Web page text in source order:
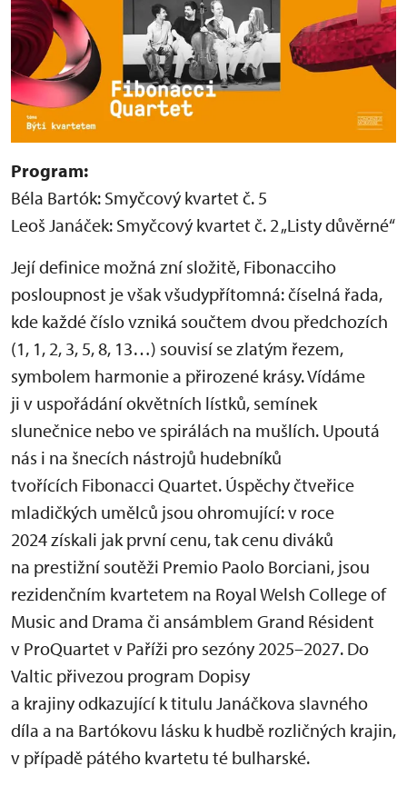
Program:
Béla Bartók: Smyčcový kvartet č. 5
Leoš Janáček: Smyčcový kvartet č. 2 „Listy důvěrné“
Její definice možná zní složitě, Fibonacciho
posloupnost je však všudypřítomná: číselná řada,
kde každé číslo vzniká součtem dvou předchozích
(1, 1, 2, 3, 5, 8, 13…) souvisí se zlatým řezem,
symbolem harmonie a přirozené krásy. Vídáme
ji v uspořádání okvětních lístků, semínek
slunečnice nebo ve spirálách na mušlích. Upoutá
nás i na šnecích nástrojů hudebníků
tvořících Fibonacci Quartet. Úspěchy čtveřice
mladičkých umělců jsou ohromující: v roce
2024 získali jak první cenu, tak cenu diváků
na prestižní soutěži Premio Paolo Borciani, jsou
rezidenčním kvartetem na Royal Welsh College of
Music and Drama či ansámblem Grand Résident
v ProQuartet v Paříži pro sezóny 2025–2027. Do
Valtic přivezou program Dopisy
a krajiny odkazující k titulu Janáčkova slavného
díla a na Bartókovu lásku k hudbě rozličných krajin,
v případě pátého kvartetu té bulharské.